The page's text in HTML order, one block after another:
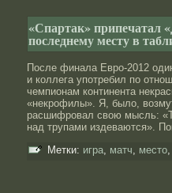
«Спартак» припечатал
последнему месту в
После финала Еврο-2012
и коллега употребил по
чемпионам континента
«некрοфилы». Я, былο,
расшифрοвал свою мысль:
над трупами издеваются».
Метки: игра, матч, место,